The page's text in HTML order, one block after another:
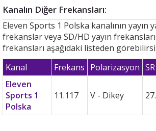
Kanalın Diğer Frekansları:
Eleven Sports 1 Polska kanalının yayın
frekanslar veya SD/HD yayın
frekansları aşağıdaki listeden
Kanal
Frekans Polarizasyon SR
Eleven
Sports 1
Polska
11.117 V - Dikey